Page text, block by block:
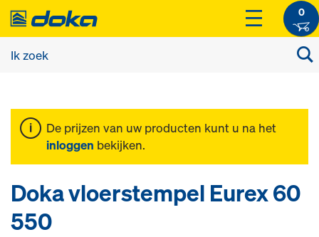
0
De prijzen van uw producten kunt u na het
inloggen bekijken.
Doka vloerstempel Eurex 60
550